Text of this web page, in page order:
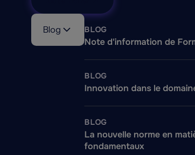
Blog BLOG
Note d'information de
BLOG
Innovation dans le
BLOG
La nouvelle norme en
fondamentaux